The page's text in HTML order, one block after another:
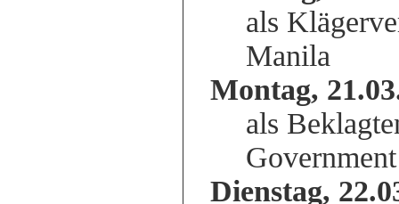
als
Manila
Montag,
als
Dienstag,